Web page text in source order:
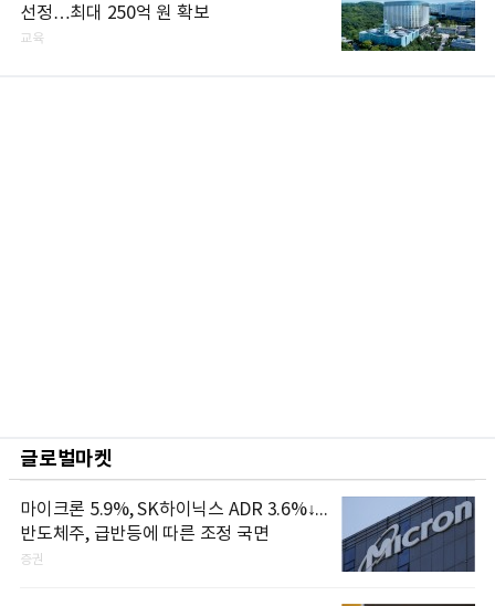
선정…최대 250억 원 확보
교육
글로벌마켓
마이크론 5.9%, SK하이닉스 ADR 3.6%↓...
반도체주, 급반등에 따른 조정 국면
증권